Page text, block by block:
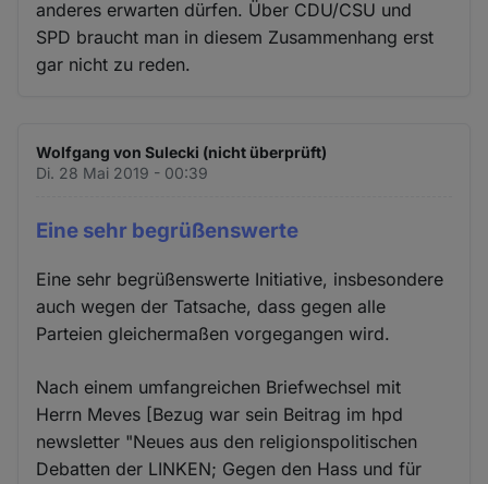
anderes erwarten dürfen. Über CDU/CSU und
SPD braucht man in diesem Zusammenhang erst
gar nicht zu reden.
Wolfgang von Sulecki (nicht überprüft)
Di. 28 Mai 2019 - 00:39
Eine sehr begrüßenswerte
Eine sehr begrüßenswerte Initiative, insbesondere
auch wegen der Tatsache, dass gegen alle
Parteien gleichermaßen vorgegangen wird.
Nach einem umfangreichen Briefwechsel mit
Herrn Meves [Bezug war sein Beitrag im hpd
newsletter "Neues aus den religionspolitischen
Debatten der LINKEN; Gegen den Hass und für